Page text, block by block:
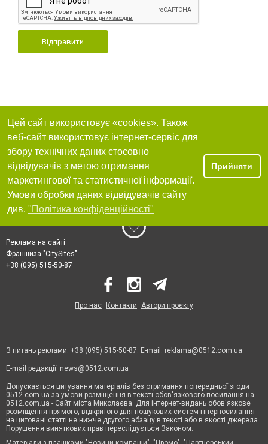
Відправити
Цей сайт використовує «cookies». Також
веб-сайт використовує інтернет-сервіс для
збору технічних даних стосовно
відвідувачів з метою отримання
маркетингової та статистичної інформації.
Умови обробки даних відвідувачів сайту
див. "Політика конфіденційності"
Прийняти
Реклама на сайті
Франшиза "CitySites"
+38 (095) 515-50-87
Про нас Контакти Автори проєкту
З питань реклами: +38 (095) 515-50-87. E-mail: reklama@0512.com.ua
E-mail редакції: news@0512.com.ua
Допускається цитування матеріалів без отримання попередньої згоди
0512.com.ua за умови розміщення в тексті обов'язкового посилання на
0512.com.ua - Сайт міста Миколаєва. Для інтернет-видань обов'язкове
розміщення прямого, відкритого для пошукових систем гіперпосилання
на цитовані статті не нижче другого абзацу в тексті або в якості джерела.
Порушення виняткових прав переслідується Законом.